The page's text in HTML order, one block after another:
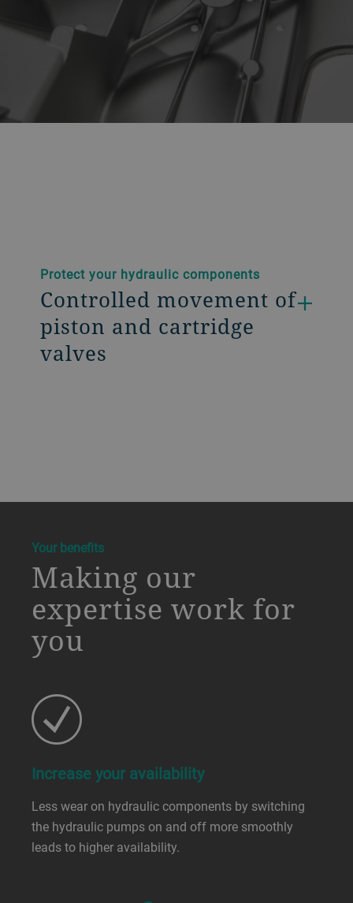
Protect your hydraulic components
Controlled movement of
piston and cartridge
valves
a decorative background image
Your benefits
Making our
expertise work for
you
Increase your availability
Less wear on hydraulic components by switching
the hydraulic pumps on and off more smoothly
leads to higher availability.